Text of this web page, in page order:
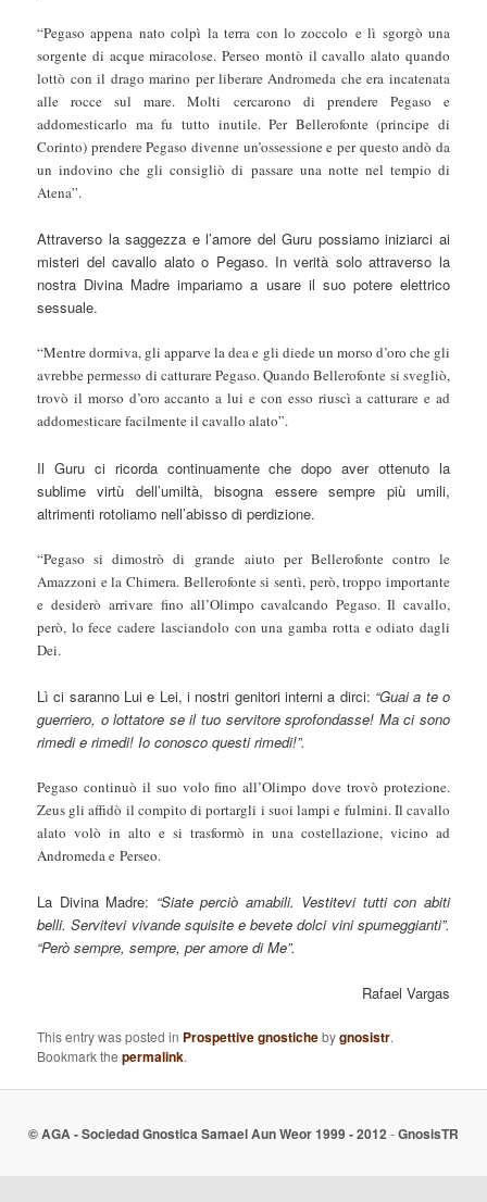
“Pegaso appena nato colpì la terra con lo zoccolo e lì sgorgò una
sorgente di acque miracolose. Perseo montò il cavallo alato quando
lottò con il drago marino per liberare Andromeda che era incatenata
alle rocce sul mare. Molti cercarono di prendere Pegaso e
addomesticarlo ma fu tutto inutile. Per Bellerofonte (principe di
Corinto) prendere Pegaso divenne un’ossessione e per questo andò da
un indovino che gli consigliò di passare una notte nel tempio di
Atena”.
Attraverso la saggezza e l’amore del Guru possiamo iniziarci ai
misteri del cavallo alato o Pegaso. In verità solo attraverso la
nostra Divina Madre impariamo a usare il suo potere elettrico
sessuale.
“Mentre dormiva, gli apparve la dea e gli diede un morso d’oro che gli
avrebbe permesso di catturare Pegaso. Quando Bellerofonte si svegliò,
trovò il morso d’oro accanto a lui e con esso riuscì a catturare e ad
addomesticare facilmente il cavallo alato”.
Il Guru ci ricorda continuamente che dopo aver ottenuto la
sublime virtù dell’umiltà, bisogna essere sempre più umili,
altrimenti rotoliamo nell’abisso di perdizione.
“Pegaso si dimostrò di grande aiuto per Bellerofonte contro le
Amazzoni e la Chimera. Bellerofonte si sentì, però, troppo importante
e desiderò arrivare fino all’Olimpo cavalcando Pegaso. Il cavallo,
però, lo fece cadere lasciandolo con una gamba rotta e odiato dagli
Dei.
Lì ci saranno Lui e Lei, i nostri genitori interni a dirci: “Guai a te o
guerriero, o lottatore se il tuo servitore sprofondasse! Ma ci sono
rimedi e rimedi! Io conosco questi rimedi!”.
Pegaso continuò il suo volo fino all’Olimpo dove trovò protezione.
Zeus gli affidò il compito di portargli i suoi lampi e fulmini. Il cavallo
alato volò in alto e si trasformò in una costellazione, vicino ad
Andromeda e Perseo.
La Divina Madre: “Siate perciò amabili. Vestitevi tutti con abiti
belli. Servitevi vivande squisite e bevete dolci vini spumeggianti”.
“Però sempre, sempre, per amore di Me”.
Rafael Vargas
This entry was posted in Prospettive gnostichebygnosistr.
Bookmark thepermalink.
© AGA - Sociedad Gnostica Samael Aun Weor 1999 - 2012-GnosisTR